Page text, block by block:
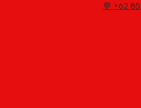
💬 +62